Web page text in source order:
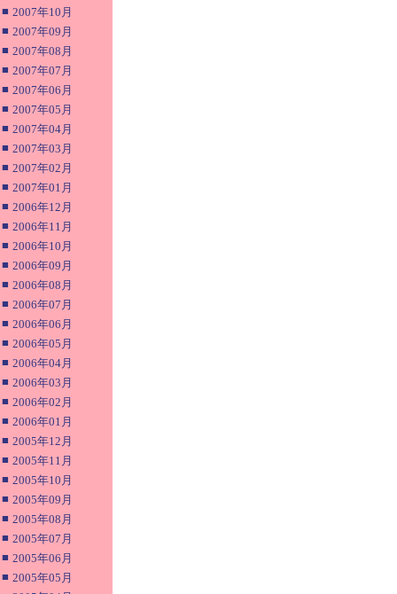
■ 2007年10月
■ 2007年09月
■ 2007年08月
■ 2007年07月
■ 2007年06月
■ 2007年05月
■ 2007年04月
■ 2007年03月
■ 2007年02月
■ 2007年01月
■ 2006年12月
■ 2006年11月
■ 2006年10月
■ 2006年09月
■ 2006年08月
■ 2006年07月
■ 2006年06月
■ 2006年05月
■ 2006年04月
■ 2006年03月
■ 2006年02月
■ 2006年01月
■ 2005年12月
■ 2005年11月
■ 2005年10月
■ 2005年09月
■ 2005年08月
■ 2005年07月
■ 2005年06月
■ 2005年05月